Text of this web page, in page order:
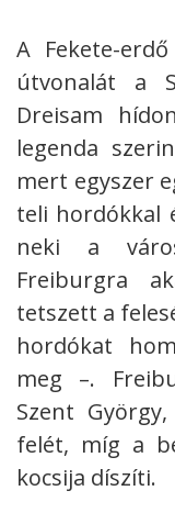
A Fekete-
útvonalát a
Dreisam
legenda
mert egyszer
teli hordókkal
neki a
Freiburgra
tetszett a
hordókat
meg –.
Szent
felét, míg a
kocsija díszíti.